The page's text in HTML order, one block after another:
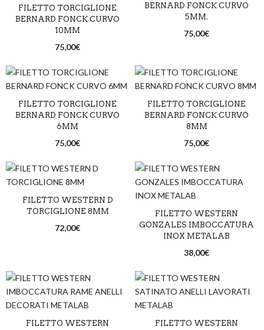
FILETTO TORCIGLIONE
BERNARD FONCK CURVO
10MM
75,00€
BERNARD FONCK CURVO
5MM.
75,00€
FILETTO TORCIGLIONE
BERNARD FONCK CURVO
6MM
75,00€
FILETTO TORCIGLIONE
BERNARD FONCK CURVO
8MM
75,00€
FILETTO WESTERN D
TORCIGLIONE 8MM
72,00€
FILETTO WESTERN
GONZALES IMBOCCATURA
INOX METALAB
38,00€
FILETTO WESTERN
FILETTO WESTERN